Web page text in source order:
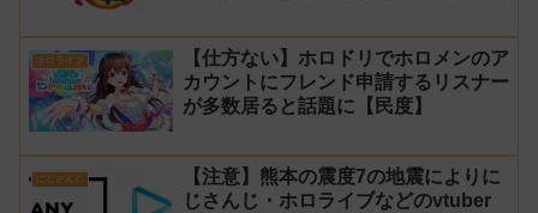
ホロライブ
【仕方ない】ホロドリでホロメンのア
カウントにフレンド申請するリスナー
が多数居ると話題に【民度】
にじさんじ
【注意】熊本の震度7の地震によりに
じさんじ・ホロライブなどのvtuber